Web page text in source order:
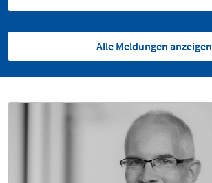
Alle Meldungen anzeigen